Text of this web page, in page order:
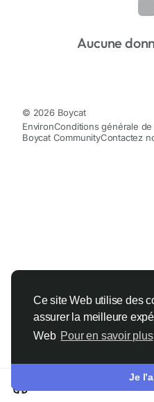
Ce site Web utilise des
assurer la meilleure
Web Pour en savoir plus
Je
Aucune
© 2026 Boycat
EnvironConditions générale
Boycat CommunityContactez